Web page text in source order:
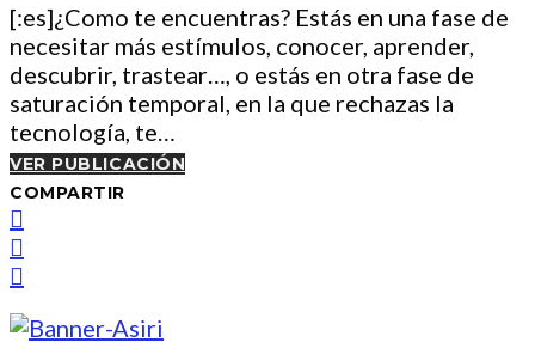
[:es]¿Como te encuentras? Estás en una fase de
necesitar más estímulos, conocer, aprender,
descubrir, trastear…, o estás en otra fase de
saturación temporal, en la que rechazas la
tecnología, te…
VER PUBLICACIÓN
COMPARTIR